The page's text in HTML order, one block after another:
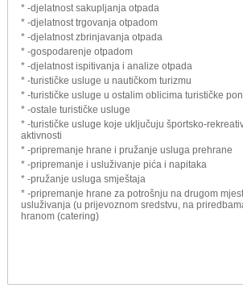
* -djelatnost sakupljanja otpada
* -djelatnost trgovanja otpadom
* -djelatnost zbrinjavanja otpada
* -gospodarenje otpadom
* -djelatnost ispitivanja i analize otpada
* -turističke usluge u nautičkom turizmu
* -turističke usluge u ostalim oblicima turističke
* -ostale turističke usluge
* -turističke usluge koje uključuju športsko-
aktivnosti
* -pripremanje hrane i pružanje usluga prehrane
* -pripremanje i usluživanje pića i napitaka
* -pružanje usluga smještaja
* -pripremanje hrane za potrošnju na drugom
usluživanja (u prijevoznom sredstvu, na
hranom (catering)